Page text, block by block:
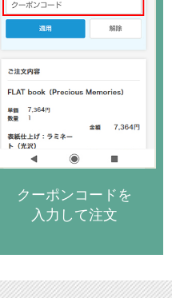
クーポンコードを
入力して注文